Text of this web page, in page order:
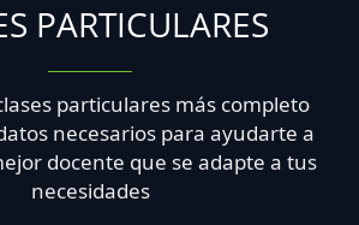
PARTICULARES
particulares más completo
necesarios para ayudarte a
docente que se adapte a tus
necesidades